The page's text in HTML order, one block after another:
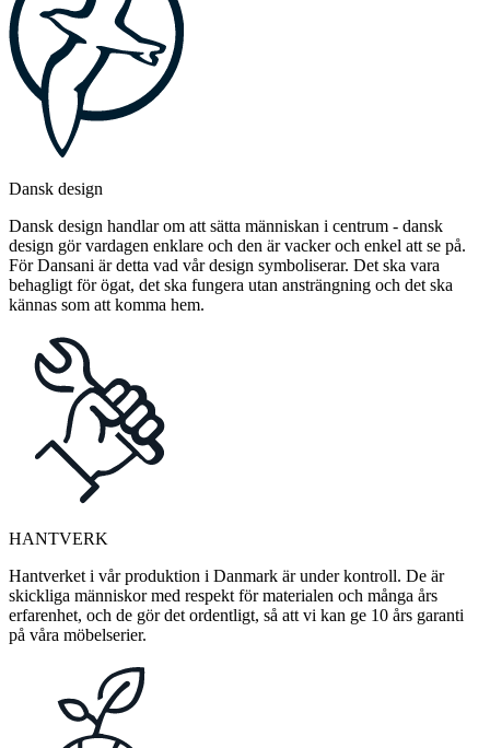
Dansk design
Dansk design handlar om att sätta människan i centrum - dansk
design gör vardagen enklare och den är vacker och enkel att se på.
För Dansani är detta vad vår design symboliserar. Det ska vara
behagligt för ögat, det ska fungera utan ansträngning och det ska
kännas som att komma hem.
HANTVERK
Hantverket i vår produktion i Danmark är under kontroll. De är
skickliga människor med respekt för materialen och många års
erfarenhet, och de gör det ordentligt, så att vi kan ge 10 års garanti
på våra möbelserier.